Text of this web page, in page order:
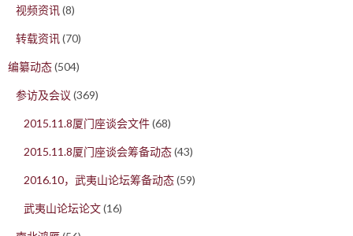
视频资讯(8)
转载资讯(70)
编纂动态(504)
参访及会议 (369)
2015.11.8厦门座谈会文件(68)
2015.11.8厦门座谈会筹备动态(43)
2016.10，武夷山论坛筹备动态(59)
武夷山论坛论文(16)